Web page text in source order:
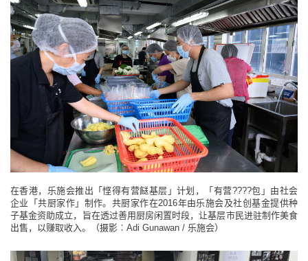
在香港，乐施会推出「悭得有营餸基层」计划，「有营????包」由社会
企业「共厨家作」制作。共厨家作在2016年由乐施会及社创基金提供种
子基金资助成立，旨在透过善用厨房闲置时段，让基层市民进驻制作美食
出售，以赚取收入。（摄影︰Adi Gunawan / 乐施会）